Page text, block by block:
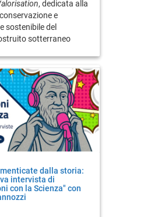
, dedicata alla
e
sostenibile del
sotterraneo
dalla storia:
intervista di
con la Scienza" con